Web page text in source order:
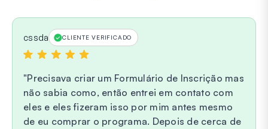
cssda CLIENTE VERIFICADO
Precisava criar um Formulário de Inscrição mas
não sabia como, então entrei em contato com
eles e eles fizeram isso por mim antes mesmo
de eu comprar o programa. Depois de cerca de